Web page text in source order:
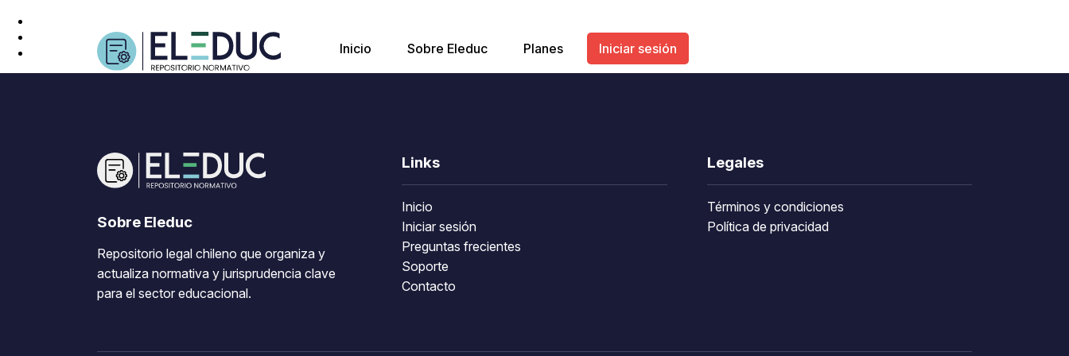
Inicio Sobre Eleduc Planes Iniciar sesión
Sobre Eleduc
Repositorio legal chileno que organiza y
actualiza normativa y jurisprudencia clave
para el sector educacional.
Links
Inicio
Iniciar sesión
Preguntas frecientes
Soporte
Contacto
Legales
Términos y condiciones
Política de privacidad